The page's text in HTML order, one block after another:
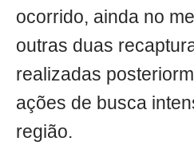
ocorrido, ainda no
outras duas
realizadas
ações de busca
região.